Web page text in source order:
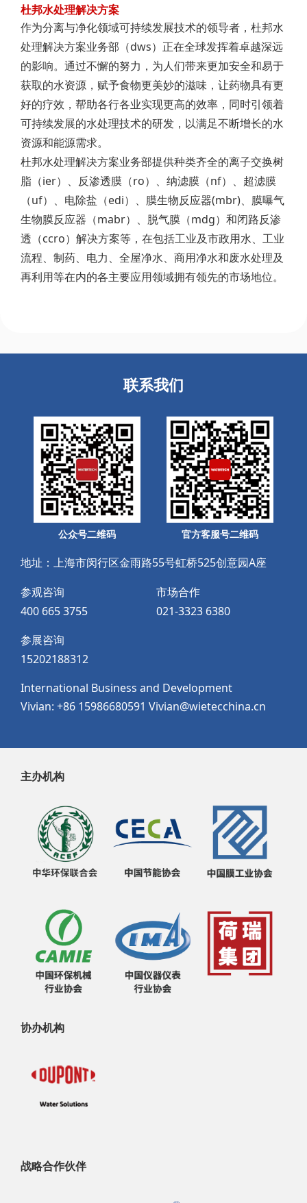
杜邦水处理解决方案
作为分离与净化领域可持续发展技术的领导者，杜邦水
处理解决方案业务部（dws）正在全球发挥着卓越深远
的影响。通过不懈的努力，为人们带来更加安全和易于
获取的水资源，赋予食物更美妙的滋味，让药物具有更
好的疗效，帮助各行各业实现更高的效率，同时引领着
可持续发展的水处理技术的研发，以满足不断增长的水
资源和能源需求。
杜邦水处理解决方案业务部提供种类齐全的离子交换树
脂（ier）、反渗透膜（ro）、纳滤膜（nf）、超滤膜
（uf）、电除盐（edi）、膜生物反应器(mbr)、膜曝气
生物膜反应器（mabr）、脱气膜（mdg）和闭路反渗
透（ccro）解决方案等，在包括工业及市政用水、工业
流程、制药、电力、全屋净水、商用净水和废水处理及
再利用等在内的各主要应用领域拥有领先的市场地位。
联系我们
公众号二维码 官方客服号二维码
地址：上海市闵行区金雨路55号虹桥525创意园A座
参观咨询
400 665 3755
市场合作
021-3323 6380
参展咨询
15202188312
International Business and Development
Vivian: +86 15986680591 Vivian@wietecchina.cn
主办机构
协办机构
战略合作伙伴